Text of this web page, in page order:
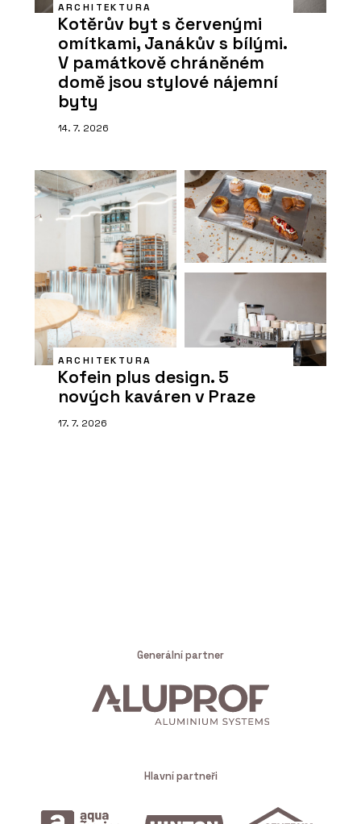
ARCHITEKTURA
Kotěrův byt s červenými
omítkami, Janákův s bílými.
V památkově chráněném
domě jsou stylové nájemní
byty
14. 7. 2026
ARCHITEKTURA
Kofein plus design. 5
nových kaváren v Praze
17. 7. 2026
Generální partner
Hlavní partneři